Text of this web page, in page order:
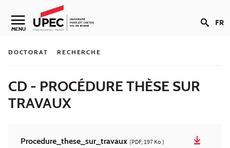
Aller au contenu
Navigation secondaire
MENU FR
DOCTORAT RECHERCHE
CD - PROCÉDURE THÈSE SUR
TRAVAUX
Procedure_these_sur_travaux (PDF, 197 Ko )